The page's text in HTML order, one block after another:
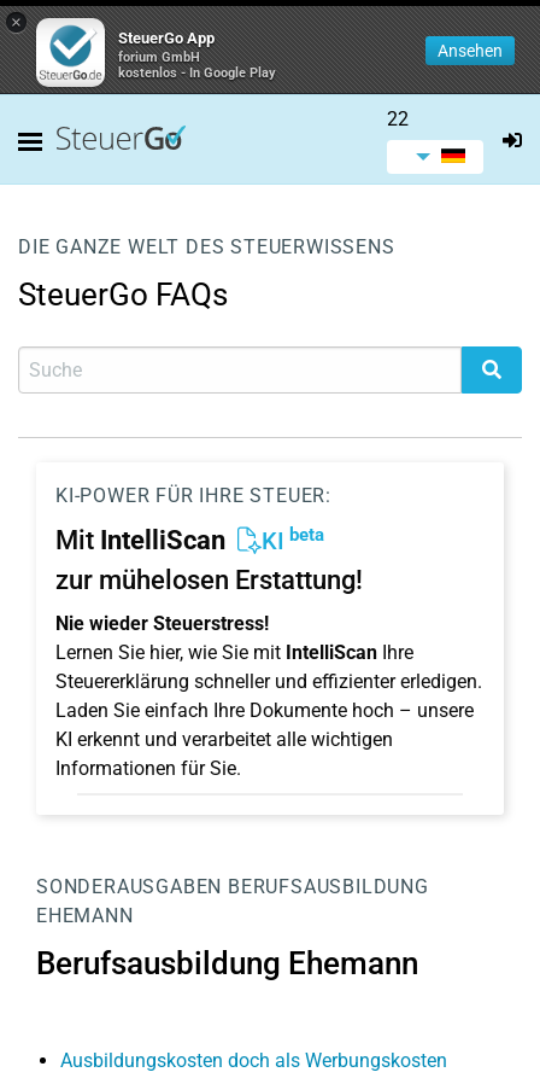
×
SteuerGo App
forium GmbH
kostenlos - In Google Play
Ansehen
22
DIE GANZE WELT DES STEUERWISSENS
SteuerGo FAQs
KI-POWER FÜR IHRE STEUER:
Mit IntelliScan KI beta
zur mühelosen Erstattung!
Nie wieder Steuerstress!
Lernen Sie hier, wie Sie mit IntelliScan Ihre
Steuererklärung schneller und effizienter erledigen.
Laden Sie einfach Ihre Dokumente hoch – unsere
KI erkennt und verarbeitet alle wichtigen
Informationen für Sie.
SONDERAUSGABEN BERUFSAUSBILDUNG
EHEMANN
Berufsausbildung Ehemann
Ausbildungskosten doch als Werbungskosten